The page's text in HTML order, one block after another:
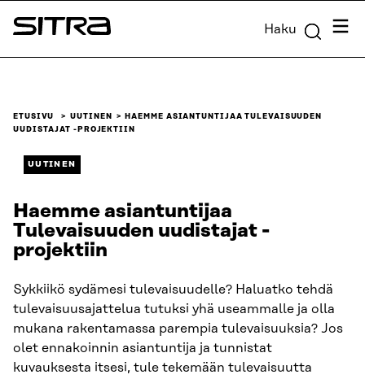
Siirry
suoraan
Sitra Haku
ETUSIVU UUTINEN
HAEMME ASIANTUNTIJAA TULEVAISUUDEN
UUDISTAJAT -PROJEKTIIN
UUTINEN
Haemme asiantuntijaa
Tulevaisuuden uudistajat -
projektiin
Sykkiikö sydämesi tulevaisuudelle? Haluatko tehdä
tulevaisuusajattelua tutuksi yhä useammalle ja olla
mukana rakentamassa parempia tulevaisuuksia? Jos
olet ennakoinnin asiantuntija ja tunnistat
kuvauksesta itsesi, tule tekemään tulevaisuutta